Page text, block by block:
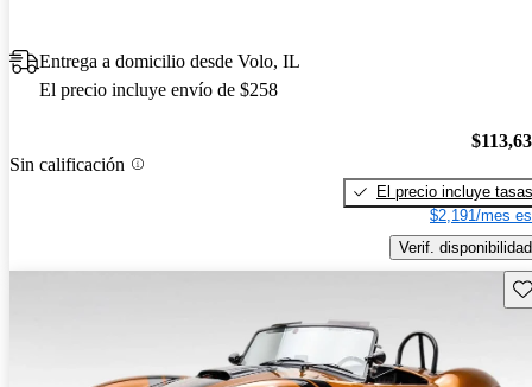
Entrega a domicilio desde Volo, IL
El precio incluye envío de $258
Sin calificación
El precio incluye tasas
$2,191/mes
Verif. disponibilidad